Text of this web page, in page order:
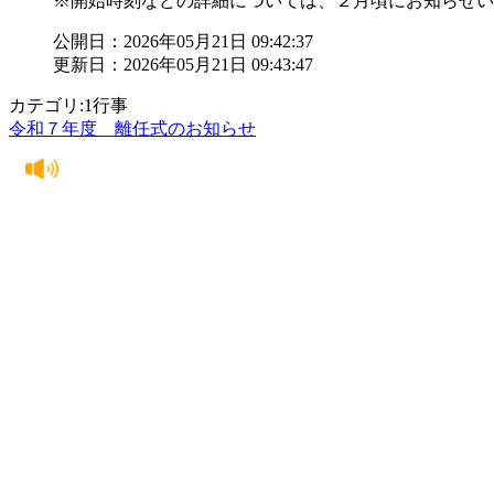
公開日：2026年05月21日 09:42:37
更新日：2026年05月21日 09:43:47
カテゴリ:1行事
令和７年度 離任式のお知らせ